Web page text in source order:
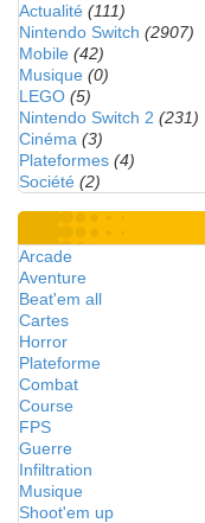
Actualité (111)
Nintendo Switch (2907)
Mobile (42)
Musique (0)
LEGO (5)
Nintendo Switch 2 (231)
Cinéma (3)
Plateformes (4)
Société (2)
Arcade
Aventure
Beat'em all
Cartes
Horror
Plateforme
Combat
Course
FPS
Guerre
Infiltration
Musique
Shoot'em up